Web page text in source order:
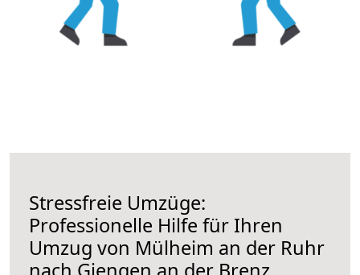
Stressfreie Umzüge:
Professionelle Hilfe für Ihren
Umzug von Mülheim an der Ruhr